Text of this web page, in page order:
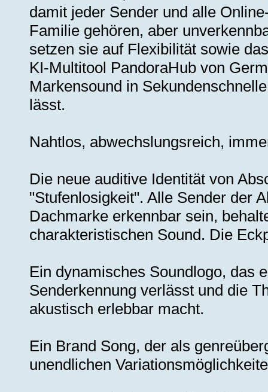
damit jeder Sender und alle
Familie gehören, aber
setzen sie auf Flexibilität sowie
KI-Multitool PandoraHub von
Markensound in
lässt.
Nahtlos, abwechslungsreich,
Die neue auditive Identität von
"Stufenlosigkeit". Alle Sender der
Dachmarke erkennbar sein,
charakteristischen Sound. Die
Ein dynamisches Soundlogo, das
Senderkennung verlässt und die
akustisch erlebbar macht.
Ein Brand Song, der als
unendlichen